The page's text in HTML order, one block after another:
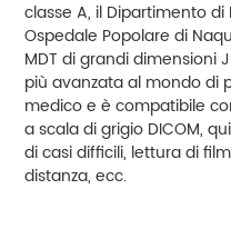
classe A, il Dipartimento
Ospedale Popolare di
MDT di grandi dimensioni
più avanzata al mondo di
medico e è compatibile
a scala di grigio DICOM,
di casi difficili, lettura di
distanza, ecc.